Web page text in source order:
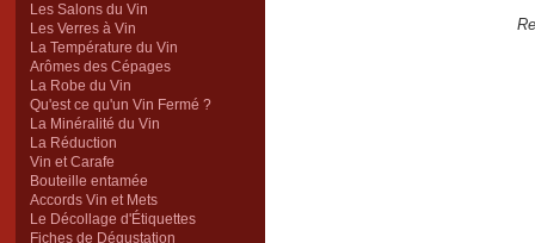
Les Salons du Vin
Les Verres à Vin
La Température du Vin
Arômes des Cépages
La Robe du Vin
Qu'est ce qu'un Vin Fermé ?
La Minéralité du Vin
La Réduction
Vin et Carafe
Bouteille entamée
Accords Vin et Mets
Le Décollage d'Étiquettes
Fiches de Dégustation